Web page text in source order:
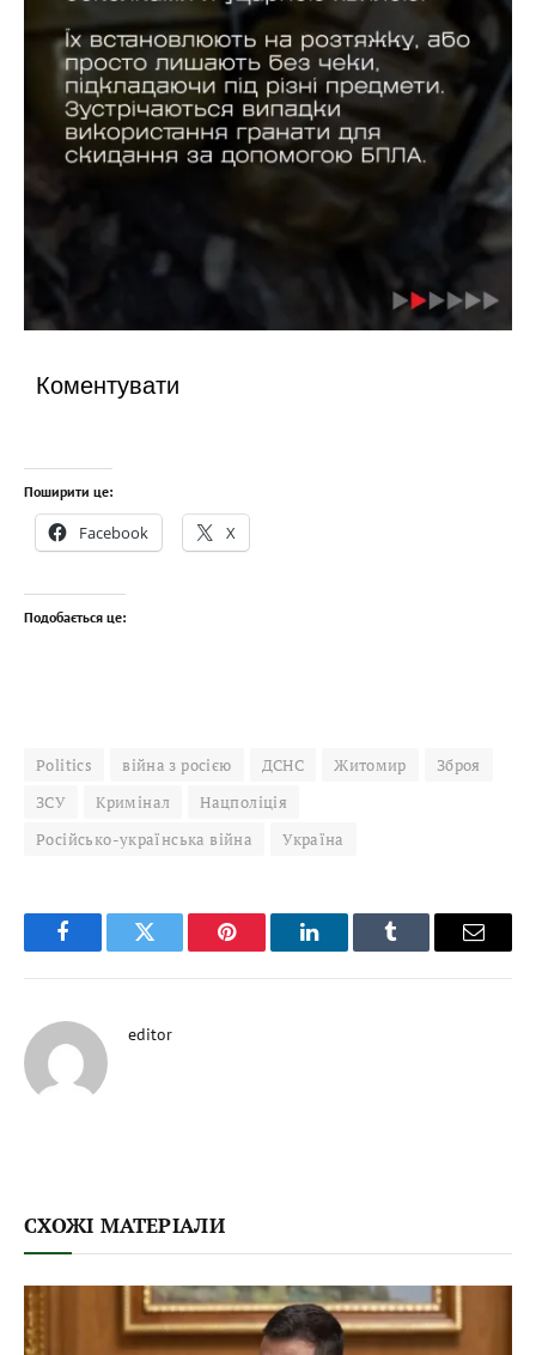
Коментувати
Поширити це:
Facebook X
Подобається це:
Politics війна з росією ДСНС Житомир
Зброя
ЗСУ
Кримінал
Нацполіція
Російсько-українська війна
Україна
FacebookTwitter Pinterest LinkedInTumblr Email
editor
СХОЖІ МАТЕРІАЛИ